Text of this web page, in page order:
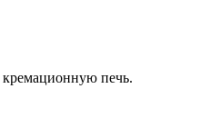
кремационную печь.